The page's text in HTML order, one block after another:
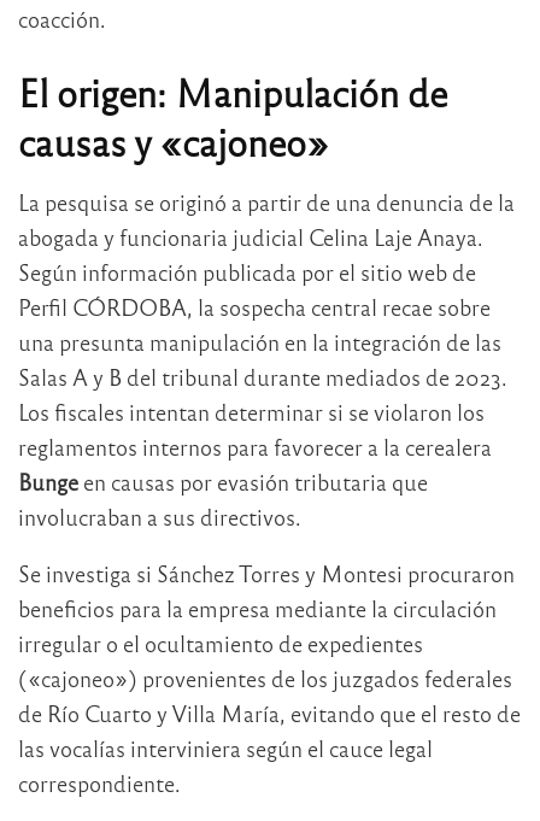
coacción.
El origen: Manipulación de
causas y «cajoneo»
La pesquisa se originó a partir de una denuncia de la
abogada y funcionaria judicial Celina Laje Anaya.
Según información publicada por el sitio web de
Perfil CÓRDOBA, la sospecha central recae sobre
una presunta manipulación en la integración de las
Salas A y B del tribunal durante mediados de 2023.
Los fiscales intentan determinar si se violaron los
reglamentos internos para favorecer a la cerealera
Bunge en causas por evasión tributaria que
involucraban a sus directivos.
Se investiga si Sánchez Torres y Montesi procuraron
beneficios para la empresa mediante la circulación
irregular o el ocultamiento de expedientes
(«cajoneo») provenientes de los juzgados federales
de Río Cuarto y Villa María, evitando que el resto de
las vocalías interviniera según el cauce legal
correspondiente.